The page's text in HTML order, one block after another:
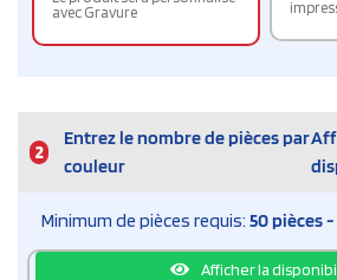
avec Gravure
2
Entrez le nombre de pièces par
couleur
Minimum de pièces requis: 50 pièces
Afficher la